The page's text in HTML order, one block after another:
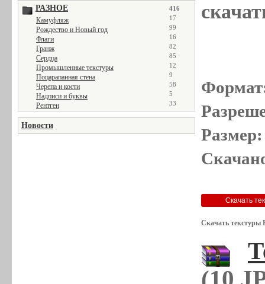
РАЗНОЕ 416
Камуфляж 17
Рождество и Новый год 99
Флаги 16
Гранж 82
Сердца 85
Промышленные текстуры 12
Поцарапанная стена 9
Черепа и кости 58
Надписи и буквы 5
Рентген 33
Новости
Скачать текстуры